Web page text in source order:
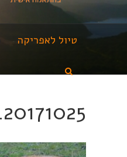
טיול לאפריקה
20171025_130451 (Medium)